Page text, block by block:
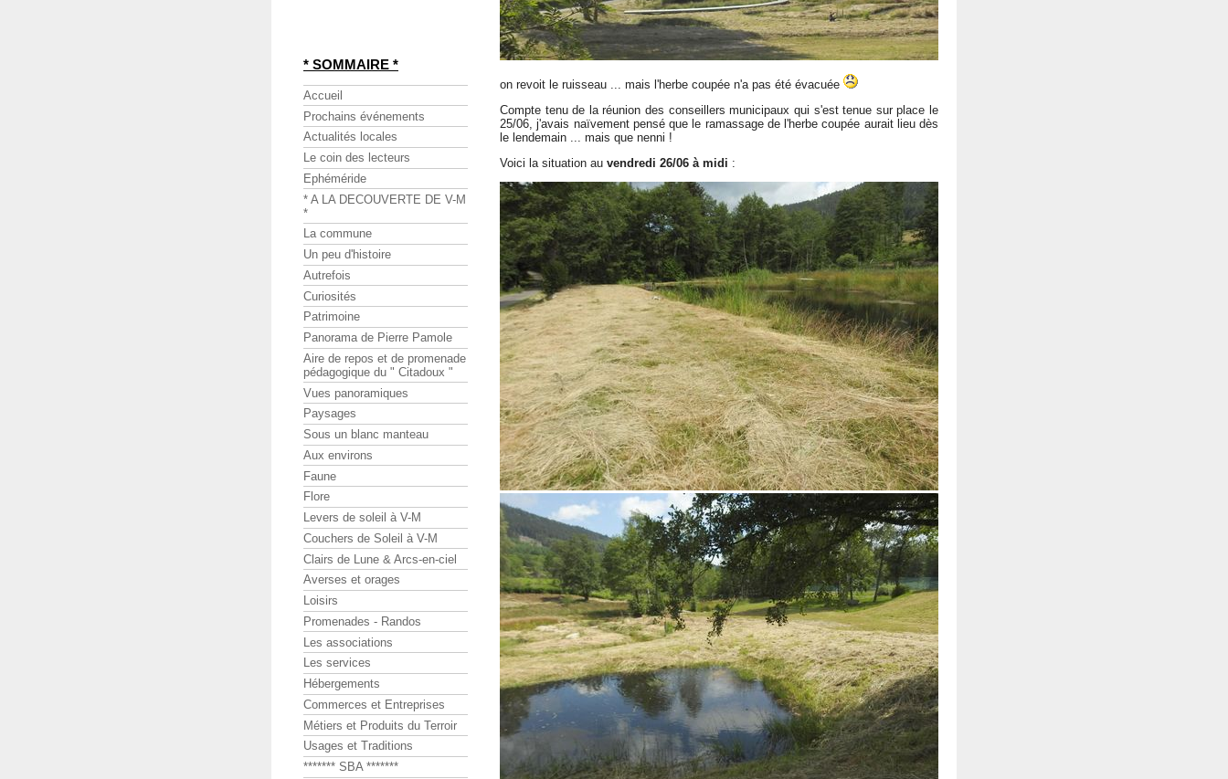
on revoit le ruisseau ... mais l'herbe coupée n'a pas été évacuée
Compte tenu de la réunion des conseillers municipaux qui s'est tenue sur place le
25/06, j'avais naïvement pensé que le ramassage de l'herbe coupée aurait lieu dès
le lendemain ... mais que nenni !
Voici la situation au vendredi 26/06 à midi :
* SOMMAIRE *
Accueil
Prochains événements
Actualités locales
Le coin des lecteurs
Ephéméride
* A LA DECOUVERTE DE V-M
*
La commune
Un peu d'histoire
Autrefois
Curiosités
Patrimoine
Panorama de Pierre Pamole
Aire de repos et de promenade
pédagogique du " Citadoux "
Vues panoramiques
Paysages
Sous un blanc manteau
Aux environs
Faune
Flore
Levers de soleil à V-M
Couchers de Soleil à V-M
Clairs de Lune & Arcs-en-ciel
Averses et orages
Loisirs
Promenades - Randos
Les associations
Les services
Hébergements
Commerces et Entreprises
Métiers et Produits du Terroir
Usages et Traditions
******* SBA *******